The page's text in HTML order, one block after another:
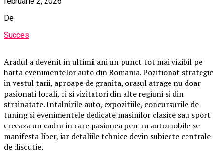
De
Succes
Aradul a devenit in ultimii ani un punct tot mai vizibil pe
harta evenimentelor auto din Romania. Pozitionat strategic
in vestul tarii, aproape de granita, orasul atrage nu doar
pasionati locali, ci si vizitatori din alte regiuni si din
strainatate. Intalnirile auto, expozitiile, concursurile de
tuning si evenimentele dedicate masinilor clasice sau sport
creeaza un cadru in care pasiunea pentru automobile se
manifesta liber, iar detaliile tehnice devin subiecte centrale
de discutie.